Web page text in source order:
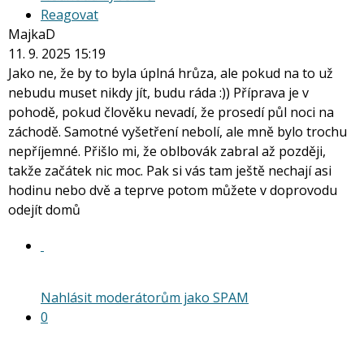
Reagovat
MajkaD
11. 9. 2025 15:19
Jako ne, že by to byla úplná hrůza, ale pokud na to už
nebudu muset nikdy jít, budu ráda :)) Příprava je v
pohodě, pokud člověku nevadí, že prosedí půl noci na
záchodě. Samotné vyšetření nebolí, ale mně bylo trochu
nepříjemné. Přišlo mi, že oblbovák zabral až později,
takže začátek nic moc. Pak si vás tam ještě nechají asi
hodinu nebo dvě a teprve potom můžete v doprovodu
odejít domů
Nahlásit moderátorům jako SPAM
0